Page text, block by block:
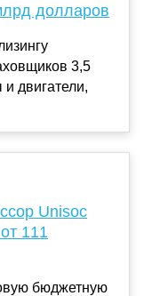
долларов
3,5
двигатели,
Unisoc
111
бюджетную